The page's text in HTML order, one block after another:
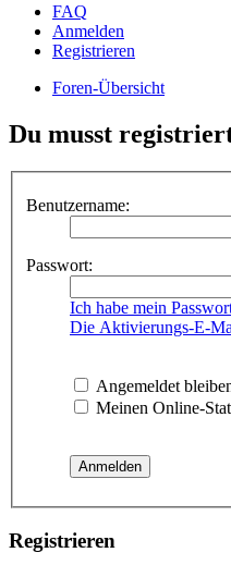
FAQ
Anmelden
Registrieren
Foren-Übersicht
Du musst
Benutzername:
Passwort:
Ich habe mein
Die Aktivierungs-E-
Angemeldet
Meinen Online-
Registrieren